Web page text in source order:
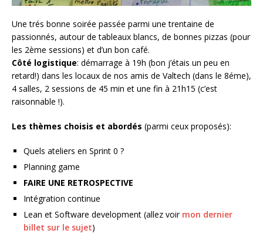
Une trés bonne soirée passée parmi une trentaine de
passionnés, autour de tableaux blancs, de bonnes pizzas (pour
les 2ème sessions) et d’un bon café.
Côté logistique: démarrage à 19h (bon j’étais un peu en
retard!) dans les locaux de nos amis de Valtech (dans le 8éme),
4 salles, 2 sessions de 45 min et une fin à 21h15 (c’est
raisonnable !).
Les thèmes choisis et abordés (parmi ceux proposés):
Quels ateliers en Sprint 0 ?
Planning game
FAIRE UNE RETROSPECTIVE
Intégration continue
Lean et Software development (allez voir mon dernier
billet sur le sujet)